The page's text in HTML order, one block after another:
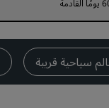
سياحية قريبة